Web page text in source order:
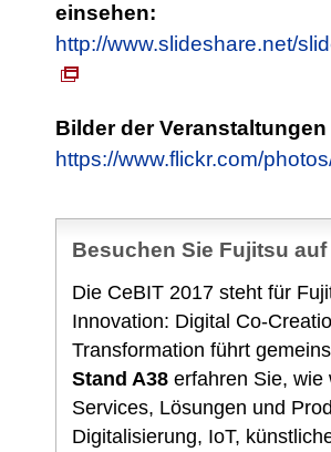
einsehen:
http://www.slideshare.net/
Bilder der
https://www.flickr.com/
Besuchen Sie Fujitsu auf
Die CeBIT 2017 steht für
Innovation: Digital Co-
Transformation führt
Stand A38 erfahren Sie, wie
Services, Lösungen und
Digitalisierung, IoT,